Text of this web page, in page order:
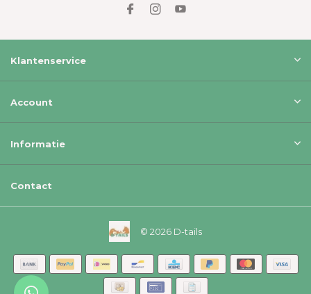
Klantenservice
Account
Informatie
Contact
© 2026 D-tails